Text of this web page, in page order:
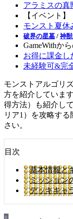
アラミスの真
【イベント】
モンスト夏休
破界の星墓 / 神
GameWithか
お得に課金し
未経験可&完
モンストアルゴリ
方を紹介していま
得方法）も紹介し
リア1）を攻略す
さい。
目次
基本情報と
ミッション
デッキキャ